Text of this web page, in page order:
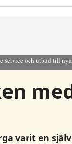
service och utbud till
varit en